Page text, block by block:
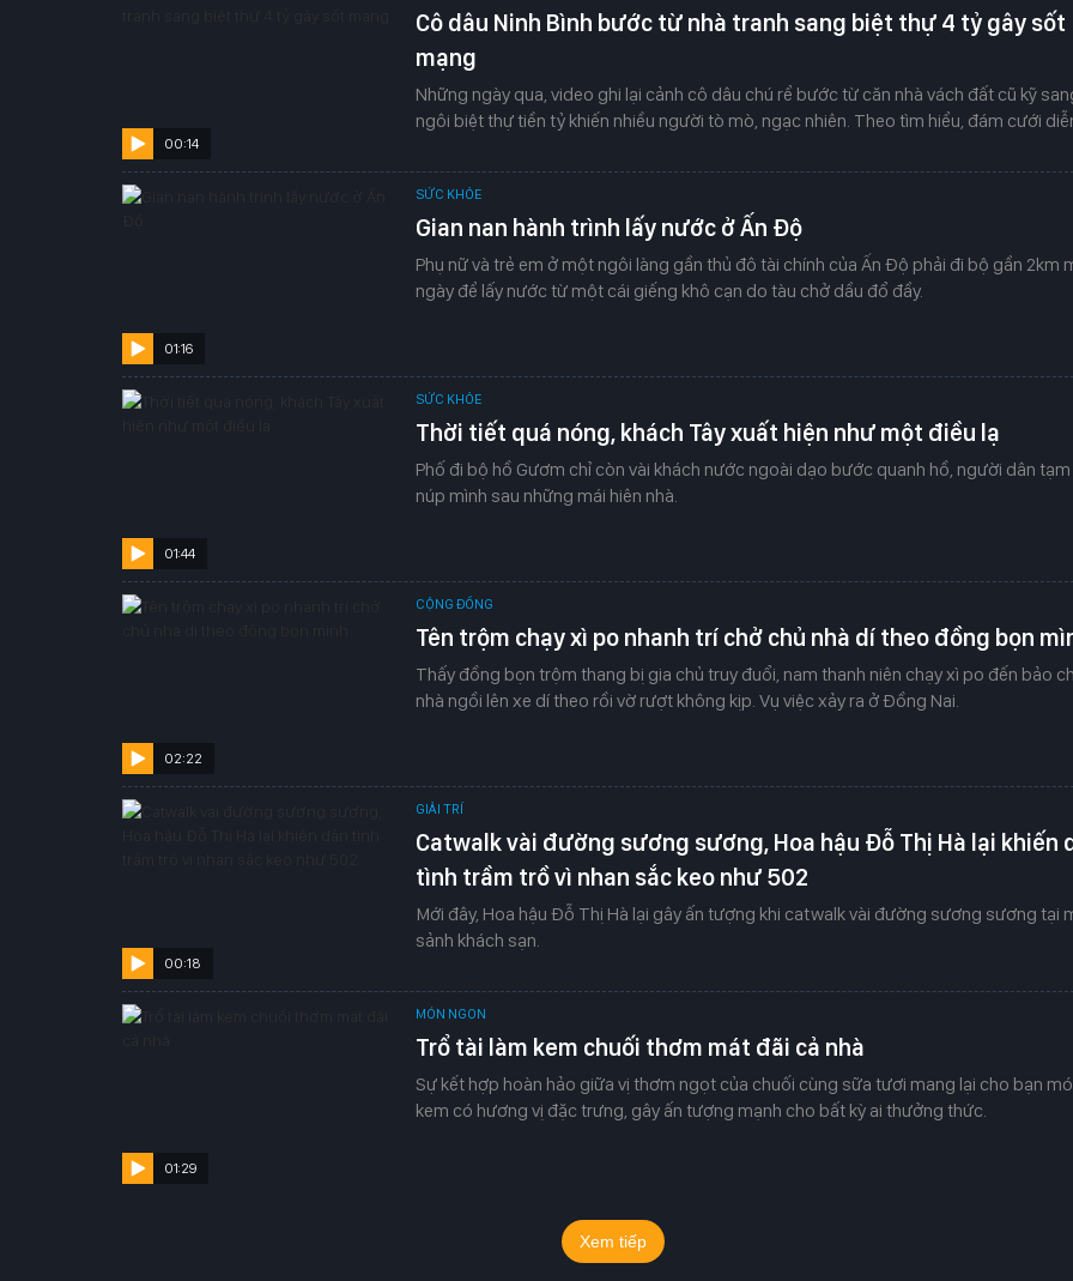
00:14
Cô dâu Ninh Bình bước từ nhà tranh sang biệt thự 4 tỷ gây sốt
mạng
Những ngày qua, video ghi lại cảnh cô dâu chú rể bước từ căn nhà vách đất cũ kỹ
ngôi biệt thự tiền tỷ khiến nhiều người tò mò, ngạc nhiên. Theo tìm hiểu, đám cưới
01:16
SỨC KHỎE
Gian nan hành trình lấy nước ở Ấn Độ
Phụ nữ và trẻ em ở một ngôi làng gần thủ đô tài chính của Ấn Độ phải đi bộ gần 2km
ngày để lấy nước từ một cái giếng khô cạn do tàu chở dầu đổ đầy.
01:44
SỨC KHỎE
Thời tiết quá nóng, khách Tây xuất hiện như một điều lạ
Phố đi bộ hồ Gươm chỉ còn vài khách nước ngoài dạo bước quanh hồ, người dân
núp mình sau những mái hiên nhà.
02:22
CỘNG ĐỒNG
Tên trộm chạy xì po nhanh trí chở chủ nhà dí theo đồng bọn
Thấy đồng bọn trộm thang bị gia chủ truy đuổi, nam thanh niên chạy xì po đến bảo
nhà ngồi lên xe dí theo rồi vờ rượt không kịp. Vụ việc xảy ra ở Đồng Nai.
00:18
GIẢI TRÍ
Catwalk vài đường sương sương, Hoa hậu Đỗ Thị Hà lại khiến
tình trầm trồ vì nhan sắc keo như 502
Mới đây, Hoa hậu Đỗ Thị Hà lại gây ấn tượng khi catwalk vài đường sương sương tại
sảnh khách sạn.
01:29
MÓN NGON
Trổ tài làm kem chuối thơm mát đãi cả nhà
Sự kết hợp hoàn hảo giữa vị thơm ngọt của chuối cùng sữa tươi mang lại cho bạn
kem có hương vị đặc trưng, gây ấn tượng mạnh cho bất kỳ ai thưởng thức.
Xem tiếp